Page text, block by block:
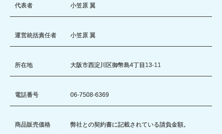
代表者 小笠原 翼
運営統括責任者 小笠原 翼
所在地 大阪市西淀川区御幣島4丁目13-11
電話番号 06-7508-6369
商品販売価格 弊社との契約書に記載されている請負金額。